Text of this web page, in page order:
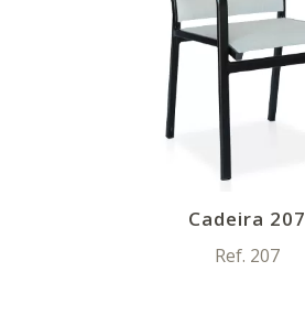
Cadeira 207
Ref. 207